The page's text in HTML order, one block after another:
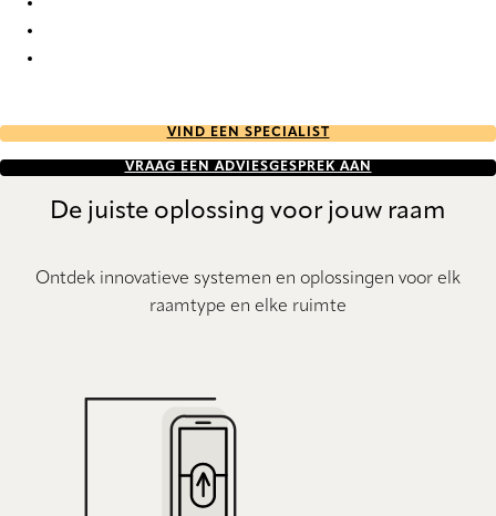
VIND EEN SPECIALIST
VRAAG EEN ADVIESGESPREK AAN
De juiste oplossing voor jouw raam
Ontdek innovatieve systemen en oplossingen voor elk
raamtype en elke ruimte